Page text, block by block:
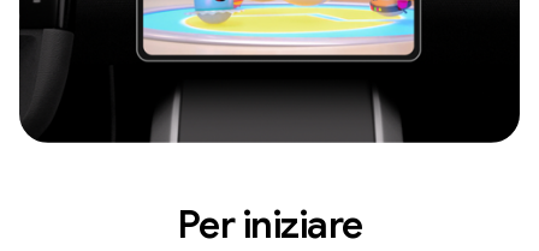
Per iniziare